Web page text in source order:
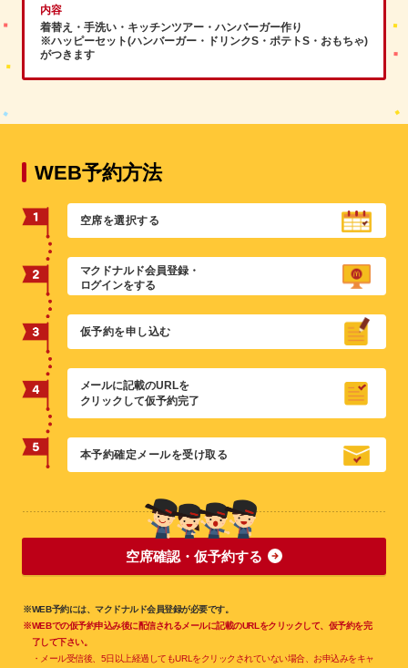
内容
着替え・手洗い・キッチンツアー・ハンバーガー作り
※ハッピーセット(ハンバーガー・ドリンクS・ポテトS・おもちゃ)
がつきます
WEB予約方法
空席を選択する
マクドナルド会員登録・
ログインをする
仮予約を申し込む
メールに記載のURLを
クリックして仮予約完了
本予約確定メールを受け取る
空席確認・仮予約する
※WEB予約には、マクドナルド会員登録が必要です。
※WEBでの仮予約申込み後に配信されるメールに記載のURLをクリックして、仮予約を完
了して下さい。
・メール受信後、5日以上経過してもURLをクリックされていない場合、お申込みをキャ